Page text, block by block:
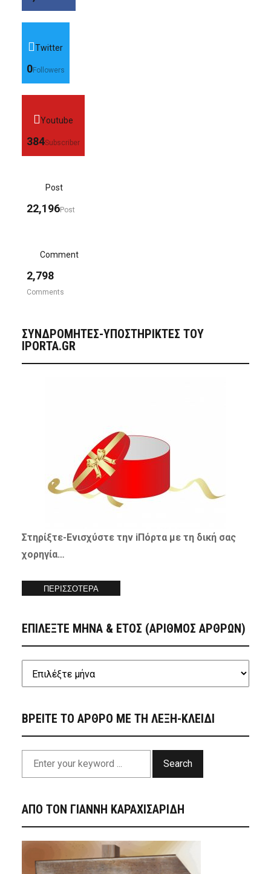
Twitter
0Followers
Youtube
384Subscriber
Post
22,196Post
Comment
2,798
Comments
ΣΥΝΔΡΟΜΗΤΈΣ-ΥΠΟΣΤΗΡΙΚΤΈΣ ΤΟΥ
IPORTA.GR
Στηρίξτε-Ενισχύστετην iΠόρτα με τη δική σας
χορηγία…
ΠΕΡΙΣΣΟΤΕΡΑ
ΕΠΙΛΕΞΤΕ ΜΗΝΑ & ΕΤΟΣ (ΑΡΙΘΜΟΣ ΑΡΘΡΩΝ)
ΒΡΕΙΤΕ ΤΟ ΑΡΘΡΟ ΜΕ ΤΗ ΛΕΞΗ-ΚΛΕΙΔΙ
Search
ΑΠΟ ΤΟΝ ΓΙΑΝΝΗ ΚΑΡΑΧΙΣΑΡΙΔΗ